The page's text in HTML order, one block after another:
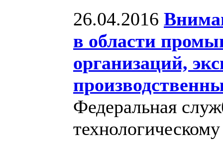
26.04.2016
в области
организаций,
Федеральная